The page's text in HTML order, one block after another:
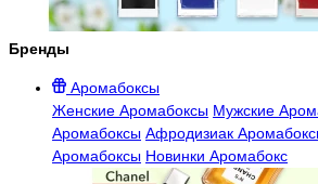
Бренды
Аромабоксы
Женские Аромабоксы Мужские
Аромабоксы Афродизиак
Аромабоксы Новинки Аромабокс